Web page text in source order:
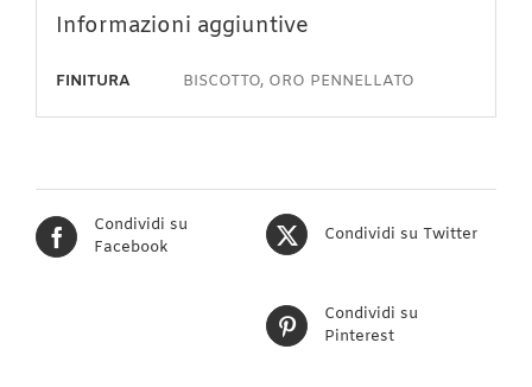
Informazioni aggiuntive
FINITURA BISCOTTO, ORO PENNELLATO
Condividi su
Facebook
Condividi su Twitter
Condividi su
Pinterest